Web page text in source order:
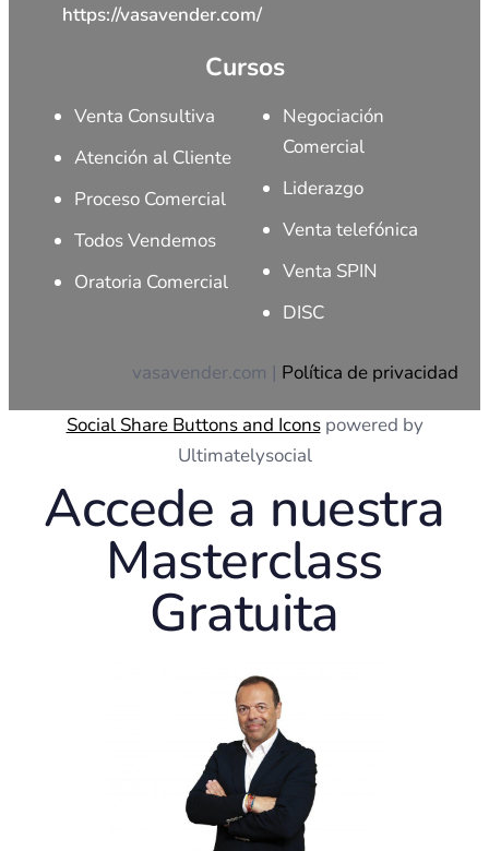
https://vasavender.com/
Cursos
Venta Consultiva
Atención al Cliente
Proceso Comercial
Todos Vendemos
Oratoria Comercial
Negociación
Comercial
Liderazgo
Venta telefónica
Venta SPIN
DISC
vasavender.com | Política de privacidad
Social Share Buttons and Iconspowered by
Ultimatelysocial
Accede a nuestra
Masterclass
Gratuita